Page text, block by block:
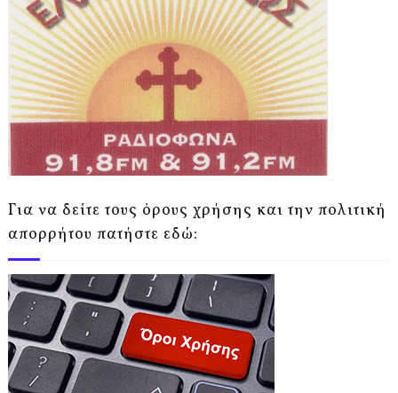
Για να δείτε τους όρους χρήσης και την πολιτική
απορρήτου πατήστε εδώ: